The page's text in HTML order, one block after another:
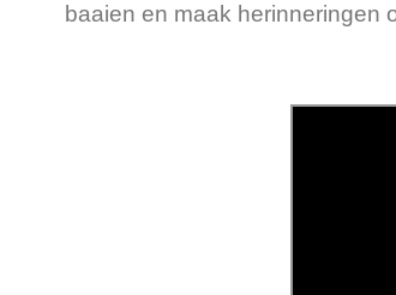
baaien en maak herinneringen